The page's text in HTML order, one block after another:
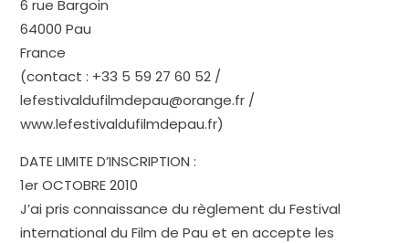
6 rue Bargoin
64000 Pau
France
(contact : +33 5 59 27 60 52 /
lefestivaldufilmdepau@orange.fr /
www.lefestivaldufilmdepau.fr)
DATE LIMITE D’INSCRIPTION :
1er OCTOBRE 2010
J’ai pris connaissance du règlement du Festival
international du Film de Pau et en accepte les